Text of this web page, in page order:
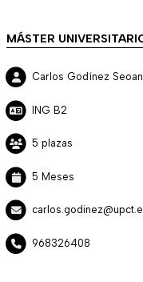
MÁSTER
Carlos Godínez
ING B2
5 plazas
5 Meses
968326408